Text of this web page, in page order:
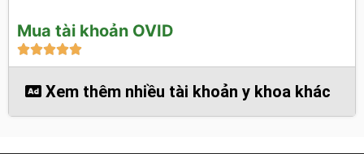
Mua tài khoản OVID

Xem thêm nhiều tài khoản y khoa khác